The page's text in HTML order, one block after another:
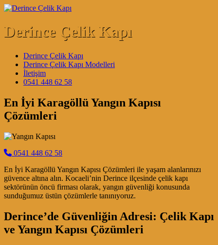
Skip to content
Derince Çelik Kapı
Main Navigation
Derince Çelik Kapı
Derince Çelik Kapı Modelleri
İletişim
0541 448 62 58
En İyi Karagöllü Yangın Kapısı
Çözümleri
0541 448 62 58
En İyi Karagöllü Yangın Kapısı Çözümleri ile yaşam alanlarınızı
güvence altına alın. Kocaeli’nin Derince ilçesinde çelik kapı
sektörünün öncü firması olarak, yangın güvenliği konusunda
sunduğumuz üstün çözümlerle tanınıyoruz.
Derince’de Güvenliğin Adresi: Çelik Kapı
ve Yangın Kapısı Çözümleri